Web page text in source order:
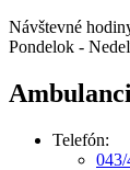
Návštevné
Pondelok -
Telefón: